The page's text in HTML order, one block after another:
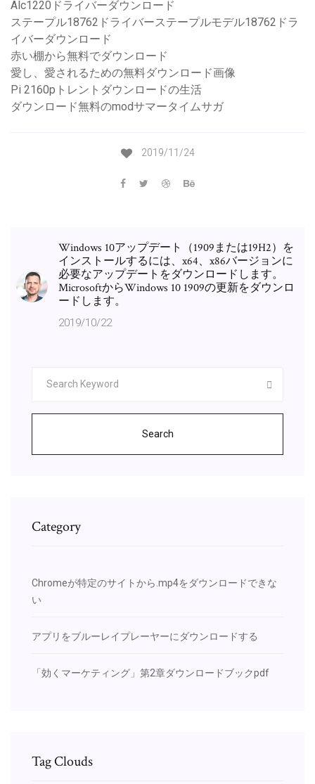
Alc1220ドライバーダウンロード
ステープル18762ドライバーステープルモデル18762ドラ
イバーダウンロード
赤い棚から無料でダウンロード
愛し、愛されるための無料ダウンロード画像
Pi 2160pトレントダウンロードの生活
ダウンロード無料のmodサマータイムサガ
2019/11/24
Windows 10アップデート（1909または19H2）を
インストールするには、x64、x86バージョンに
必要なアップデートをダウンロードします。
MicrosoftからWindows 10 1909の更新をダウンロ
ードします。
2019/10/22
Search
Category
Chromeが特定のサイトから.mp4をダウンロードできな
い
アプリをブルーレイプレーヤーにダウンロードする
「効くマーケティング」第2章ダウンロードブックpdf
Tag Clouds